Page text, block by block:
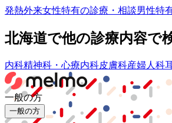
発熱外来女性特有の診療・相談男性特
北海道で他の診療内容で
内科精神科・心療内科皮膚科産婦人科
一般の方
一般の方